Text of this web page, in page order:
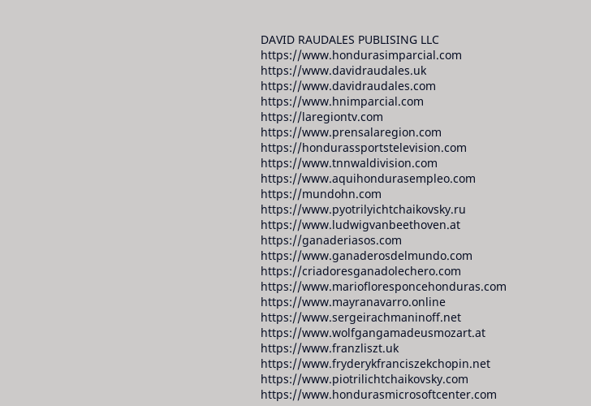
DAVID RAUDALES PUBLISING LLC
https://www.hondurasimparcial.com
https://www.davidraudales.uk
https://www.davidraudales.com
https://www.hnimparcial.com
https://laregiontv.com
https://www.prensalaregion.com
https://hondurassportstelevision.com
https://www.tnnwaldivision.com
https://www.aquihondurasempleo.com
https://mundohn.com
https://www.pyotrilyichtchaikovsky.ru
https://www.ludwigvanbeethoven.at
https://ganaderiasos.com
https://www.ganaderosdelmundo.com
https://criadoresganadolechero.com
https://www.mariofloresponcehonduras.com
https://www.mayranavarro.online
https://www.sergeirachmaninoff.net
https://www.wolfgangamadeusmozart.at
https://www.franzliszt.uk
https://www.fryderykfranciszekchopin.net
https://www.piotrilichtchaikovsky.com
https://www.hondurasmicrosoftcenter.com